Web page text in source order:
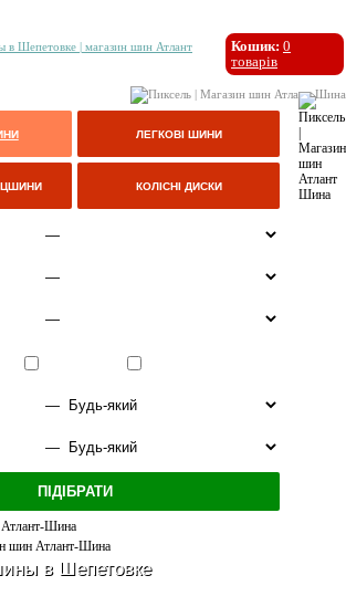
Кошик: 0
товарів
ЛЕГКОВІ ШИНИ
КОЛІСНІ ДИСКИ
в Шепетовке